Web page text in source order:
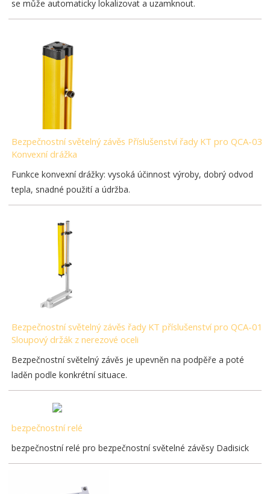
se může automaticky lokalizovat a uzamknout.
Bezpečnostní světelný závěs Příslušenství řady KT pro QCA-03-
Konvexní drážka
Funkce konvexní drážky: vysoká účinnost výroby, dobrý odvod
tepla, snadné použití a údržba.
Bezpečnostní světelný závěs řady KT příslušenství pro QCA-01
Sloupový držák z nerezové oceli
Bezpečnostní světelný závěs je upevněn na podpěře a poté
laděn podle konkrétní situace.
bezpečnostní relé
bezpečnostní relé pro bezpečnostní světelné závěsy Dadisick